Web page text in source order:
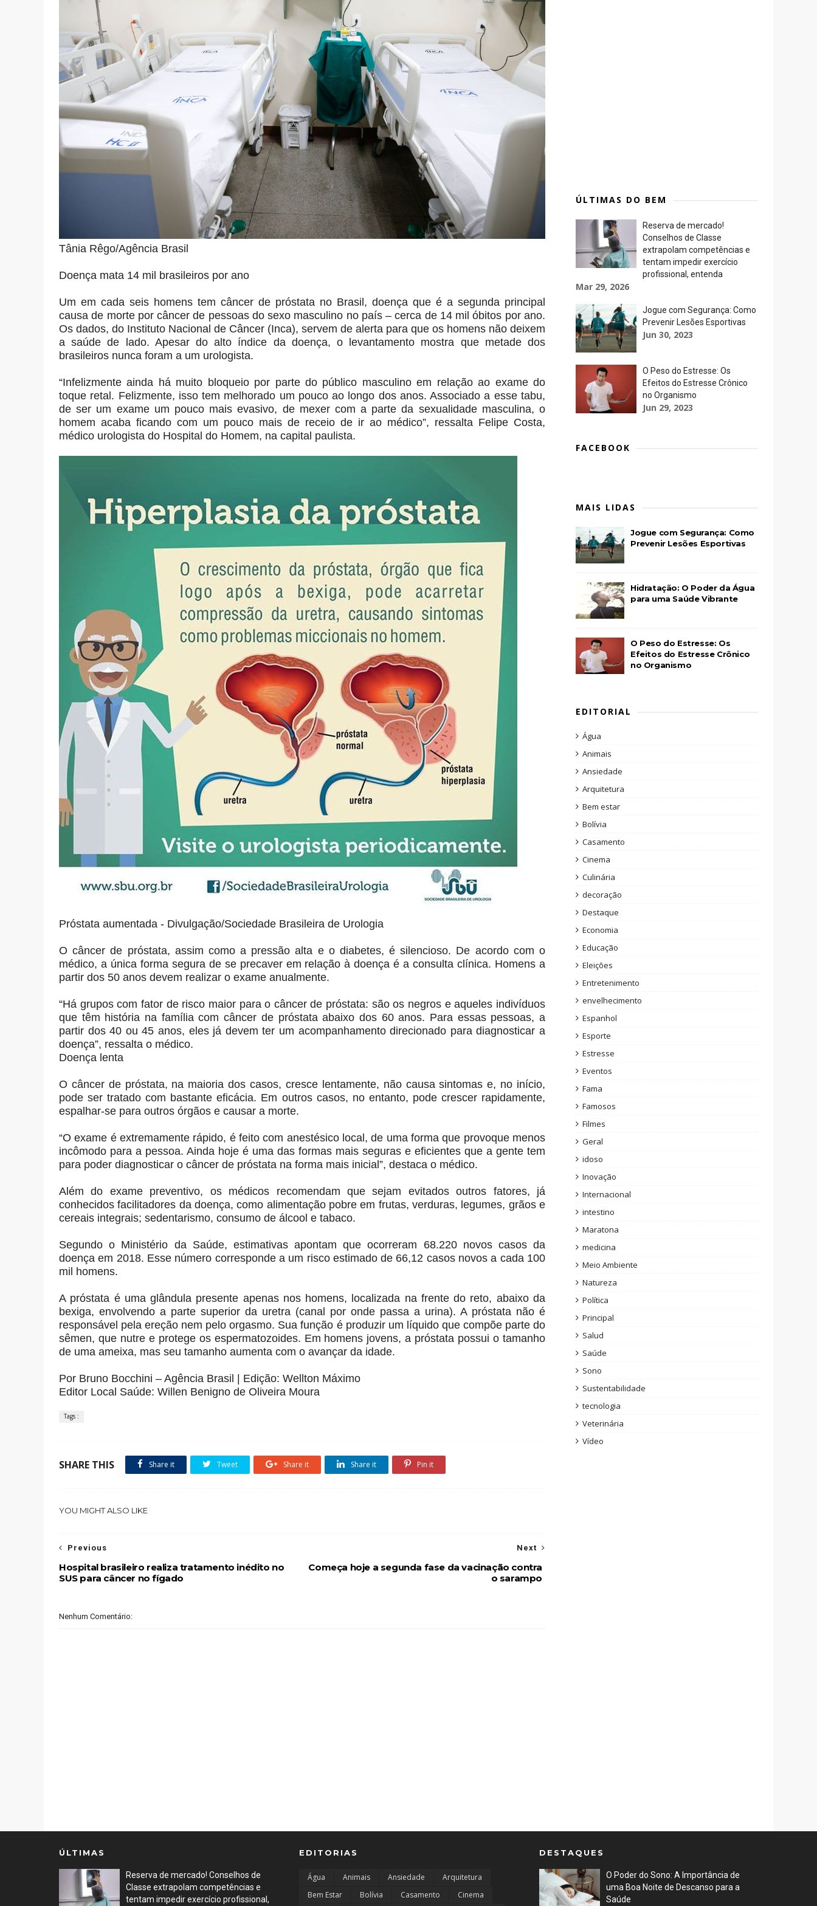
Tânia Rêgo/Agência Brasil
Doença mata 14 mil brasileiros por ano
Um em cada seis homens tem câncer de próstata no Brasil, doença que é a segunda principal
causa de morte por câncer de pessoas do sexo masculino no país – cerca de 14 mil óbitos por ano.
Os dados, do Instituto Nacional de Câncer (Inca), servem de alerta para que os homens não deixem
a saúde de lado. Apesar do alto índice da doença, o levantamento mostra que metade dos
brasileiros nunca foram a um urologista.
“Infelizmente ainda há muito bloqueio por parte do público masculino em relação ao exame do
toque retal. Felizmente, isso tem melhorado um pouco ao longo dos anos. Associado a esse tabu,
de ser um exame um pouco mais evasivo, de mexer com a parte da sexualidade masculina, o
homem acaba ficando com um pouco mais de receio de ir ao médico”, ressalta Felipe Costa,
médico urologista do Hospital do Homem, na capital paulista.
Próstata aumentada - Divulgação/Sociedade Brasileira de Urologia
O câncer de próstata, assim como a pressão alta e o diabetes, é silencioso. De acordo com o
médico, a única forma segura de se precaver em relação à doença é a consulta clínica. Homens a
partir dos 50 anos devem realizar o exame anualmente.
“Há grupos com fator de risco maior para o câncer de próstata: são os negros e aqueles indivíduos
que têm história na família com câncer de próstata abaixo dos 60 anos. Para essas pessoas, a
partir dos 40 ou 45 anos, eles já devem ter um acompanhamento direcionado para diagnosticar a
doença”, ressalta o médico.
Doença lenta
O câncer de próstata, na maioria dos casos, cresce lentamente, não causa sintomas e, no início,
pode ser tratado com bastante eficácia. Em outros casos, no entanto, pode crescer rapidamente,
espalhar-se para outros órgãos e causar a morte.
“O exame é extremamente rápido, é feito com anestésico local, de uma forma que provoque menos
incômodo para a pessoa. Ainda hoje é uma das formas mais seguras e eficientes que a gente tem
para poder diagnosticar o câncer de próstata na forma mais inicial”, destaca o médico.
Além do exame preventivo, os médicos recomendam que sejam evitados outros fatores, já
conhecidos facilitadores da doença, como alimentação pobre em frutas, verduras, legumes, grãos e
cereais integrais; sedentarismo, consumo de álcool e tabaco.
Segundo o Ministério da Saúde, estimativas apontam que ocorreram 68.220 novos casos da
doença em 2018. Esse número corresponde a um risco estimado de 66,12 casos novos a cada 100
mil homens.
A próstata é uma glândula presente apenas nos homens, localizada na frente do reto, abaixo da
bexiga, envolvendo a parte superior da uretra (canal por onde passa a urina). A próstata não é
responsável pela ereção nem pelo orgasmo. Sua função é produzir um líquido que compõe parte do
sêmen, que nutre e protege os espermatozoides. Em homens jovens, a próstata possui o tamanho
de uma ameixa, mas seu tamanho aumenta com o avançar da idade.
Por Bruno Bocchini – Agência Brasil | Edição: Wellton Máximo
Editor Local Saúde: Willen Benigno de Oliveira Moura
Tags :
SHARE THIS Share it Tweet Share it Share it Pin it
YOU MIGHT ALSO LIKE
Next
Começa hoje a segunda fase da vacinação contra
o sarampo
Previous
Hospital brasileiro realiza tratamento inédito no
SUS para câncer no fígado
Nenhum Comentário:
ÚLTIMAS DO BEM
Reserva de mercado!
Conselhos de Classe
extrapolam competências e
tentam impedir exercício
profissional, entenda
Mar 29, 2026
Jogue com Segurança: Como
Prevenir Lesões Esportivas
Jun 30, 2023
O Peso do Estresse: Os
Efeitos do Estresse Crônico
no Organismo
Jun 29, 2023
FACEBOOK
MAIS LIDAS
Jogue com Segurança: Como
Prevenir Lesões Esportivas
Hidratação: O Poder da Água
para uma Saúde Vibrante
O Peso do Estresse: Os
Efeitos do Estresse Crônico
no Organismo
EDITORIAL
Água
Animais
Ansiedade
Arquitetura
Bem estar
Bolívia
Casamento
Cinema
Culinária
decoração
Destaque
Economia
Educação
Eleições
Entretenimento
envelhecimento
Espanhol
Esporte
Estresse
Eventos
Fama
Famosos
Filmes
Geral
idoso
Inovação
Internacional
intestino
Maratona
medicina
Meio Ambiente
Natureza
Política
Principal
Salud
Saúde
Sono
Sustentabilidade
tecnologia
Veterinária
Vídeo
ÚLTIMAS
Reserva de mercado! Conselhos de
Classe extrapolam competências e
tentam impedir exercício profissional,
EDITORIAS
Água Animais Ansiedade
Arquitetura
Bem Estar
Bolívia Casamento Cinema
DESTAQUES
O Poder do Sono: A Importância de
uma Boa Noite de Descanso para a
Saúde